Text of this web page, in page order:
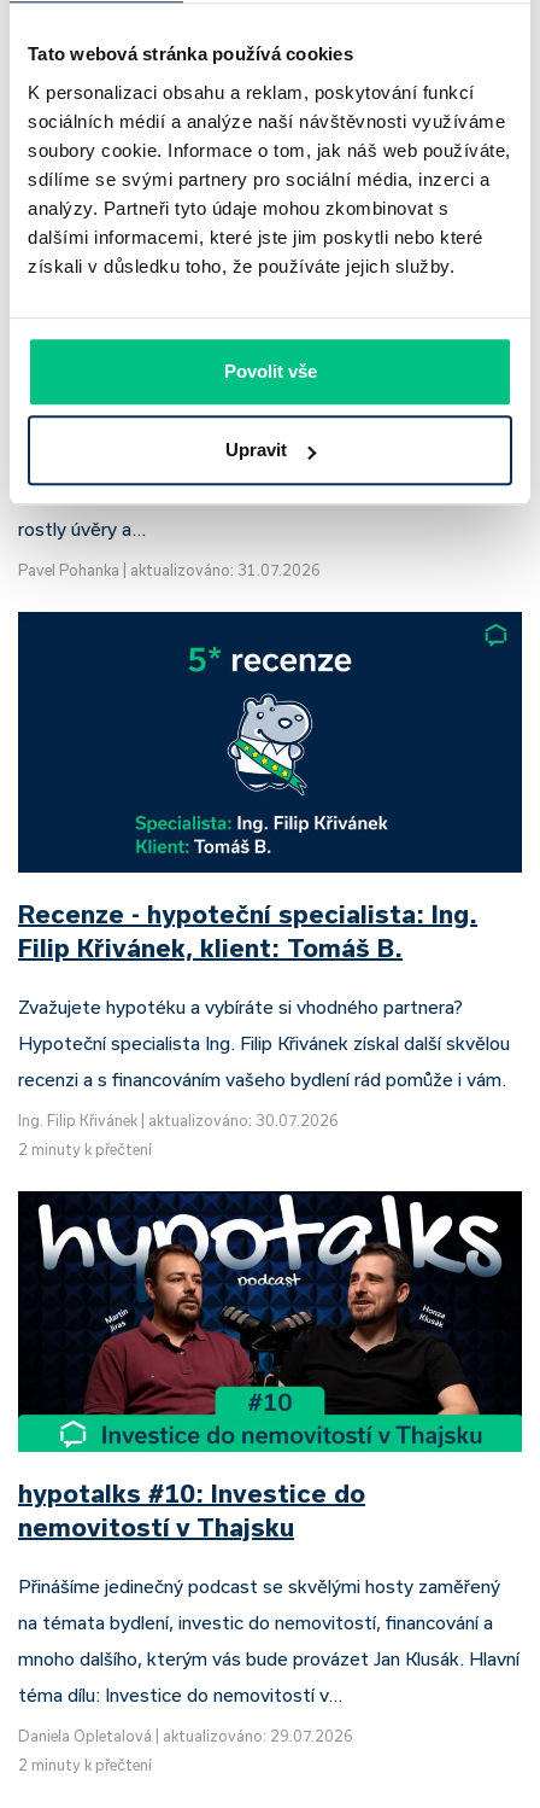
Tato webová stránka používá cookies
K personalizaci obsahu a reklam, poskytování funkcí
sociálních médií a analýze naší návštěvnosti využíváme
soubory cookie. Informace o tom, jak náš web používáte,
sdílíme se svými partnery pro sociální média, inzerci a
analýzy. Partneři tyto údaje mohou zkombinovat s
dalšími informacemi, které jste jim poskytli nebo které
získali v důsledku toho, že používáte jejich služby.
Povolit vše
Upravit
Komerční banka: pokles zisku
neznamená slabší banku
Komerční banka nabízí docela plastický obrázek dnešního
bankovního trhu. Na jedné straně jí podle zadaného rámce
klesl zisk na 8,5 miliardy korun, na druhé ale dál výrazně
rostly úvěry a…
Pavel Pohanka aktualizováno: 31.07.2026
Recenze - hypoteční specialista: Ing.
Filip Křivánek, klient: Tomáš B.
Zvažujete hypotéku a vybíráte si vhodného partnera?
Hypoteční specialista Ing. Filip Křivánek získal další skvělou
recenzi a s financováním vašeho bydlení rád pomůže i vám.
Ing. Filip Křivánek
aktualizováno: 30.07.2026
2 minuty k přečtení
hypotalks #10: Investice do
nemovitostí v Thajsku
Přinášíme jedinečný podcast se skvělými hosty zaměřený
na témata bydlení, investic do nemovitostí, financování a
mnoho dalšího, kterým vás bude provázet Jan Klusák. Hlavní
téma dílu: Investice do nemovitostí v…
Daniela Opletalová
aktualizováno: 29.07.2026
2 minuty k přečtení